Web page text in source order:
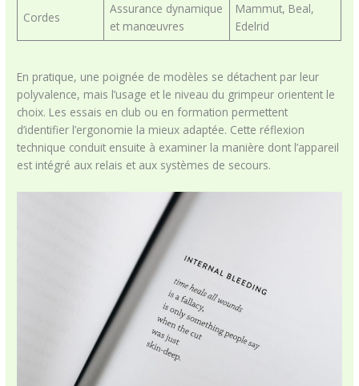
Cordes
Assurance dynamique
et manœuvres
Mammut, Beal,
Edelrid
En pratique, une poignée de modèles se détachent par leur
polyvalence, mais l’usage et le niveau du grimpeur orientent le
choix. Les essais en club ou en formation permettent
d’identifier l’ergonomie la mieux adaptée. Cette réflexion
technique conduit ensuite à examiner la manière dont l’appareil
est intégré aux relais et aux systèmes de secours.